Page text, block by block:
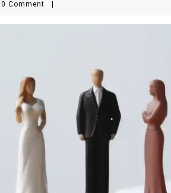
0 Comment